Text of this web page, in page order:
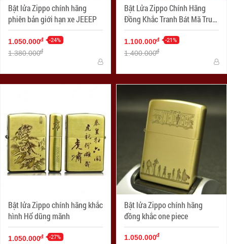
Bật lửa Zippo chính hãng
phiên bản giới hạn xe JEEEP
1.050.000đ -24%
1.380.000đ
Bật Lửa Zippo Chính Hãng
Đồng Khắc Tranh Bát Mã Truy
Phong
1.100.000đ -21%
1.400.000đ
Bật lửa Zippo chính hãng khắc
hình Hổ dũng mãnh
1.050.000đ -27%
Bật lửa Zippo chính hãng
đồng khắc one piece
1.050.000đ